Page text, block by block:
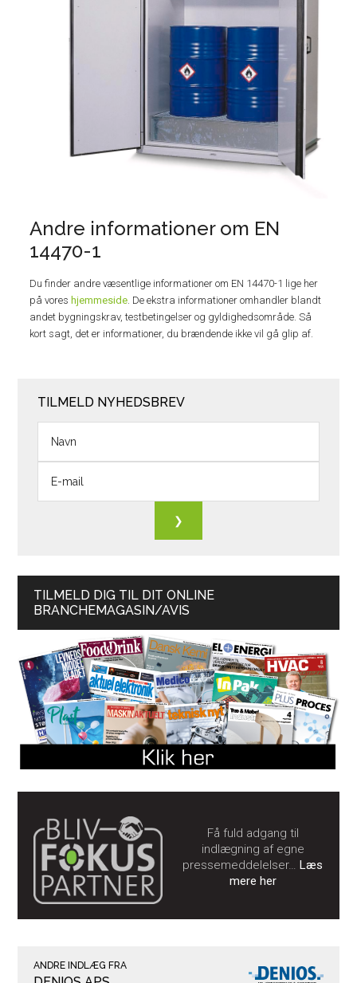
Andre informationer om EN
14470-1
Du finder andre væsentlige informationer om EN 14470-1 lige her
på vores hjemmeside . De ekstra informationer omhandler blandt
andet bygningskrav, testbetingelser og gyldighedsområde. Så
kort sagt, det er informationer, du brændende ikke vil gå glip af.
TILMELD NYHEDSBREV
TILMELD DIG TIL DIT ONLINE
BRANCHEMAGASIN/AVIS
Få fuld adgang til
indlægning af egne
pressemeddelelser…Læs
mere her
ANDRE INDLÆG FRA